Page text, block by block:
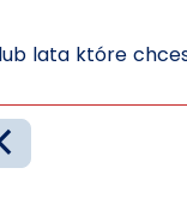
lata które